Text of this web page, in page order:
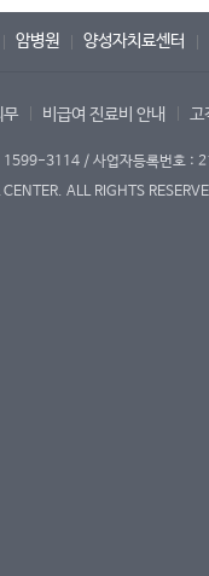
암병원 양성자치료센터
무 비급여 진료비 안내 고
: 1599-3114 / 사업자등록번호
ALL RIGHTS